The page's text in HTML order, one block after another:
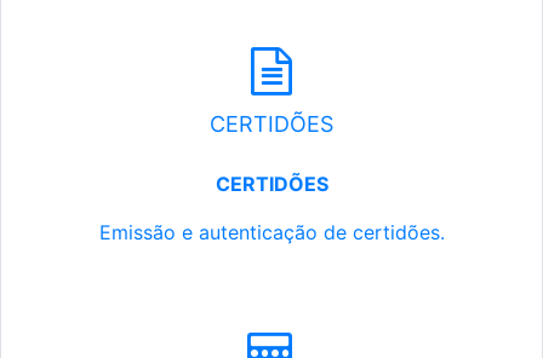
CERTIDÕES
CERTIDÕES
Emissão e autenticação de certidões.